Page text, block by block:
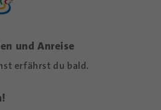
und Anreise
er­fährst du bald.